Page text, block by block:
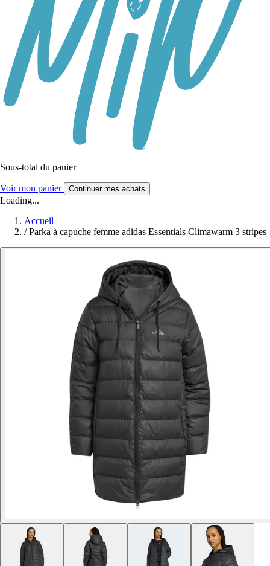
Sous-total du panier
Voir mon panier Continuer mes achats
Loading...
Accueil
/ Parka à capuche femme adidas Essentials Climawarm 3 stripes